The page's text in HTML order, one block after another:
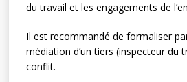
du travail et les engagements de
Il est recommandé de formaliser
médiation d’un tiers (inspecteur
conflit.